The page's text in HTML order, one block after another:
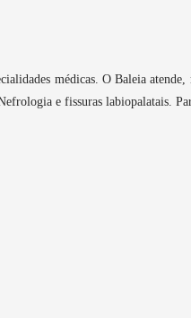
médicas. O Baleia
e fissuras labiopalatais.